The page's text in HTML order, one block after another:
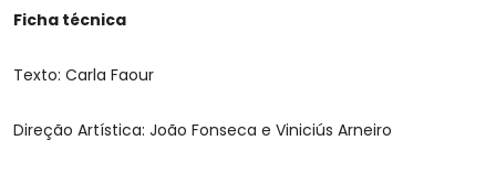
Ficha técnica
Texto: Carla Faour
Direção Artística: João Fonseca e Viniciús Arneiro